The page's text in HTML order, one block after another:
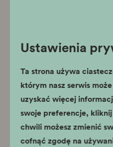
Ustawienia
Ta strona używa
którym nasz serwis
uzyskać więcej
swoje preferencje,
chwili możesz zmienić
cofnąć zgodę na
Magister
Katalogi
Tomasz
Aptekarz w
Opowieść o